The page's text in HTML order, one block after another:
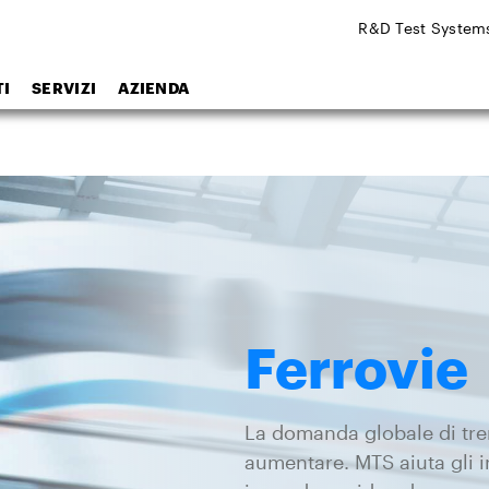
SERVIZI AZIENDA
R&D Test
Ferrovie
La domanda globale di
aumentare. MTS aiuta gli